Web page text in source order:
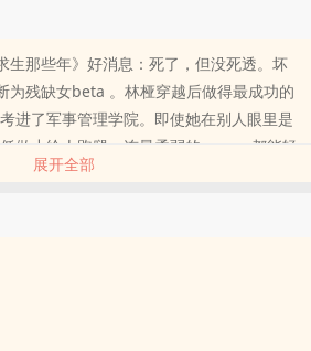
生那些年》好消息：死了，但没死透。坏
为残缺女beta 。林桠穿越后做得最成功的
进了军事管理学院。即使她在别人眼里是
做小给人跑腿，连最柔弱的omega都能轻
花，alpha的出气筒，beta中的败类。关
并不在意，驾轻就熟地给那位o装a的小少
提取液安抚易感期的顶级alpha。面对他
是露出笑容，好脾气地问：“你们能给我什
女性身体构造，沙雕吐槽役的骗子人设，
，人设也不会变2.男配有a有b有o，暂时
展开全部